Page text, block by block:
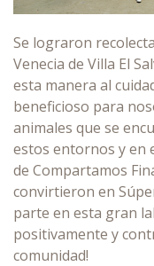
Se lograron
Venecia de Villa El
esta manera al
beneficioso para
animales que se
estos entornos y en
de Compartamos
convirtieron en
parte en esta gran
positivamente y
comunidad!